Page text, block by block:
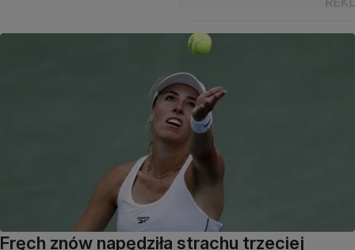
Fręch znów napędziła strachu trzeciej